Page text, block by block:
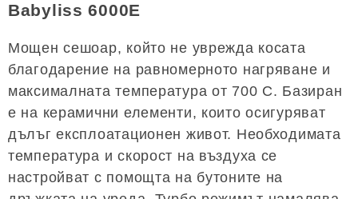
Babyliss 6000E
Мощен сешоар, който не уврежда косата
благодарение на равномерното нагряване и
максималната температура от 700 C. Базиран
е на керамични елементи, които осигуряват
дълъг експлоатационен живот. Необходимата
температура и скорост на въздуха се
настройват с помощта на бутоните на